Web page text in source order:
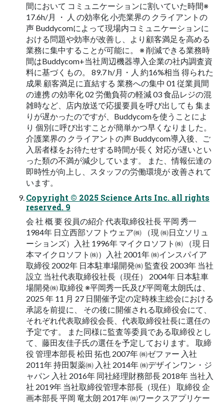
間において コミュニケーションに割いていた時間※
17.6h/月 ・ 人 の効率化 小売業界の クライアントの
声 Buddycomによって現場内コミュニケーションに
おける問題や効率が改善し、より顧客満足を高める
業務に集中することが可能に。 ※ 削減できる業務時
間はBuddycom+当社周辺機器導入企業の社内調査資
料に基づくもの。 89.7 h/月・人 約16%相当 得られた
成果 顧客満足に直結する 業務への集中 01 従業員間
の連携 の効率化 02 労働負荷の軽減 03 食品レジの混
雑時など、店内放送で応援要員を呼び出しても 集ま
りが遅かったのですが、Buddycomを使うことによ
り 個別に呼び出すことが簡単かつ早くなりました。
介護業界の クライアントの声 Buddycom導入後、ご
入居者様をお待たせする時間が長く 対応が遅いとい
った類の不満が減少しています。 また、情報伝達の
即時性が向上し、スタッフの労働環境が 改善されて
います。
Copyright © 2025 Science Arts Inc. all rights
reserved. 9
会 社 概 要 役員の紹介 代表取締役社長 平岡 秀一
1984年 日立西部ソフトウェア㈱ （現 ㈱日立ソリュ
ーションズ）入社 1996年 マイクロソフト㈱ （現 日
本マイクロソフト㈱）入社 2001年 ㈱インスパイア
取締役 2002年 日本駐車場開発㈱ 監査役 2003年 当社
設立 当社代表取締役社長（現任） 2004年 日本駐車
場開発㈱ 取締役 ※平岡秀一氏及び平岡竜太朗氏は、
2025 年 11 月 27 日開催予定の定時株主総会における
承認を前提に、 その後に開催される取締役会にて、
それぞれ代表取締役会長、代表取締役社長に選任の
予定です。 また同様に監査等委員である取締役とし
て、藤田友佳子氏の選任を予定しております。 取締
役 管理本部長 松田 拓也 2007年 ㈱ゼファー 入社
2011年 持田製薬㈱ 入社 2014年 ㈱デザインワン・ジ
ャパン 入社 2016年 同社経理財務部長 2018年 当社入
社 2019年 当社取締役管理本部長（現任） 取締役 企
画本部長 平岡 竜太朗 2017年 ㈱ワークスアプリケー